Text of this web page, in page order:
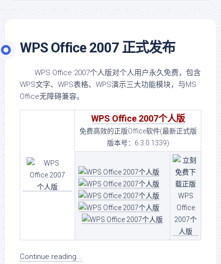
WPS Office 2007 正式发布
WPS Office 2007个人版对个人用户永久免费，包含
WPS文字、WPS表格、WPS演示三大功能模块，与MS
Office无障碍兼容。
WPS Office 2007个人版
免费高效的正版Office软件(最新正式版
版本号：6.3.0.1339)
Continue reading...